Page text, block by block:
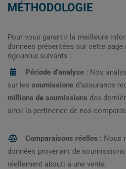
MÉTHODOLOGIE
Pour vous garantir la meilleure
données présentées sur cette
rigoureux suivants :
Période d’analyse : Nos
sur les soumissions d’assurance
millions de soumissions des
ainsi la pertinence de nos
Comparaisons réelles : Nous
données provenant de
réellement abouti à une vente.